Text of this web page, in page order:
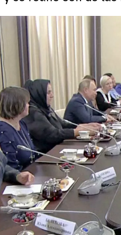
"No os creáis todo lo